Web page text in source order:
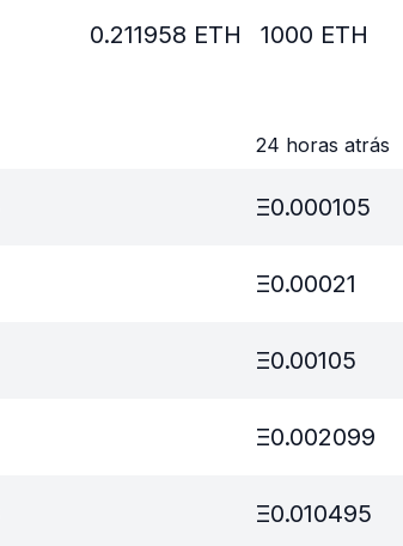
0.211958 ETH 1000 ETH
24 horas atrás
Ξ0.000105
Ξ0.00021
Ξ0.00105
Ξ0.002099
Ξ0.010495